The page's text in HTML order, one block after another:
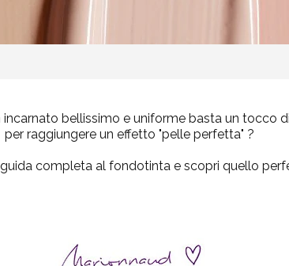
incarnato bellissimo e uniforme basta un tocco
per raggiungere un effetto "pelle perfetta" ?
completa al fondotinta e scopri quello